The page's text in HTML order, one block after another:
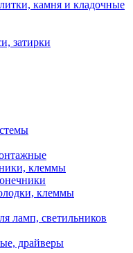
камня и кладочные
затирки
клеммы
клеммы
ламп, светильников
драйверы